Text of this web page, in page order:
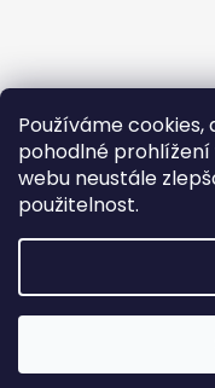
Používáme
pohodlné
webu neustále
použitelnost.
Copyright 2026IN